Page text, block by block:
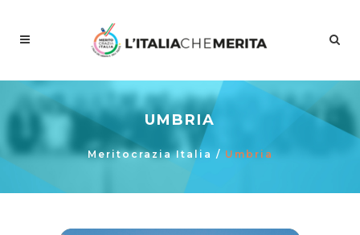
UMBRIA
Meritocrazia Italia / Umbria